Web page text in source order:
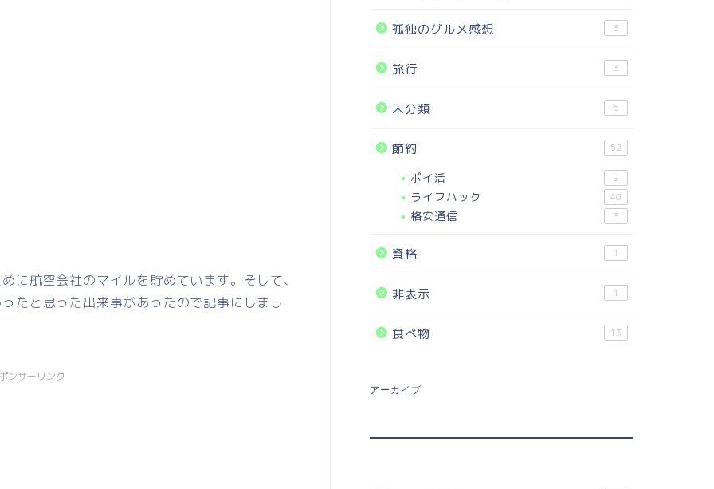
に航空会社のマイルを貯めています。そして、
たと思った出来事があったので記事にしまし
ンサーリンク
孤独のグルメ感想 3
旅行 3
未分類 5
節約 52
ポイ活 9
ライフハック 40
格安通信 3
資格 1
非表示 1
食べ物 13
アーカイブ